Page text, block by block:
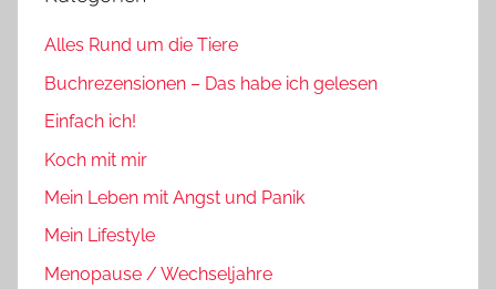
Alles Rund um die Tiere
Buchrezensionen – Das habe ich gelesen
Einfach ich!
Koch mit mir
Mein Leben mit Angst und Panik
Mein Lifestyle
Menopause / Wechseljahre